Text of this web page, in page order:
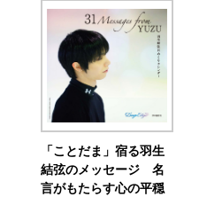
「ことだま」宿る羽生
結弦のメッセージ 名
言がもたらす心の平穏